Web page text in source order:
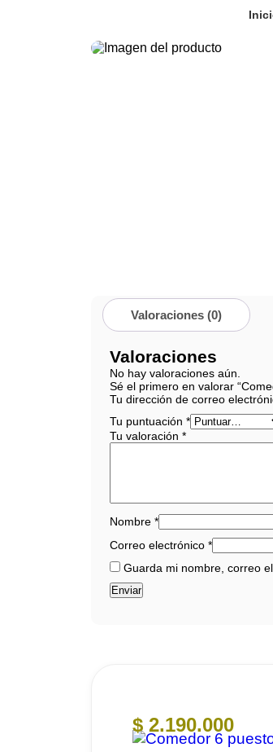
Valoraciones (0)
Valoraciones
No hay valoraciones aún.
Sé el primero en valorar
Tu dirección de correo
Tu puntuación *
Tu valoración *
Nombre *
Correo electrónico *
Guarda mi nombre, correo
$ 2.190.000